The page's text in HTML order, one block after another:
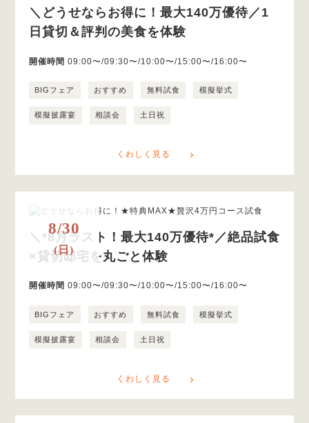
＼どうせならお得に！最大140万優待／1
日貸切＆評判の美食を体験
開催時間 09:00〜/09:30〜/10:00〜/15:00〜/16:00〜
BIGフェア おすすめ 無料試食 模擬挙式
模擬披露宴 相談会 土日祝
くわしく見る
8/30
(日)
＼*8月ラスト！最大140万優待*／絶品試食
×貸切邸宅を丸ごと体験
開催時間 09:00〜/09:30〜/10:00〜/15:00〜/16:00〜
BIGフェア おすすめ 無料試食 模擬挙式
模擬披露宴 相談会 土日祝
くわしく見る